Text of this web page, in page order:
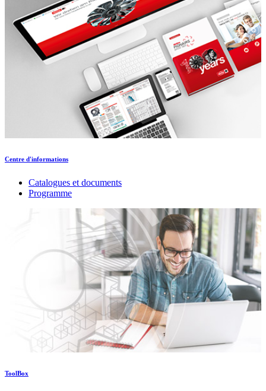
Centre d'informations
Catalogues et documents
Programme
ToolBox